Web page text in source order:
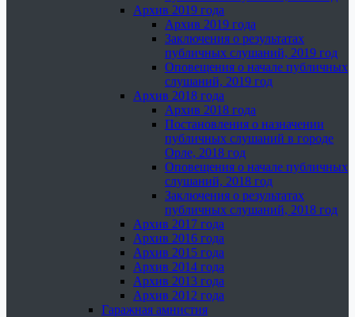
Архив 2019 года
Архив 2019 года
Заключения о результатах
публичных слушаний, 2019 год
Оповещения о начале публичных
слушаний, 2019 год
Архив 2018 года
Архив 2018 года
Постановления о назначении
публичных слушаний в городе
Орле, 2018 год
Оповещения о начале публичных
слушаний, 2018 год
Заключения о результатах
публичных слушаний, 2018 год
Архив 2017 года
Архив 2016 года
Архив 2015 года
Архив 2014 года
Архив 2013 года
Архив 2012 года
Гаражная амнистия